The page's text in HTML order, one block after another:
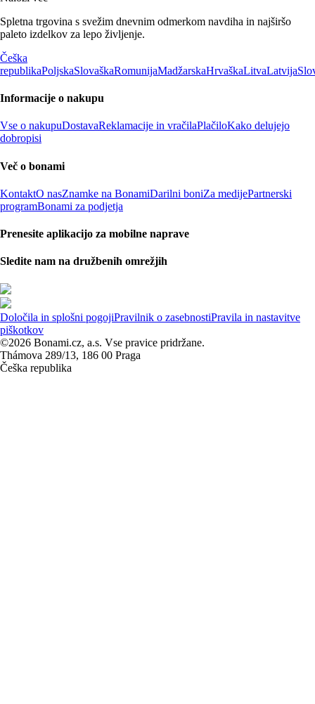
Spletna trgovina s svežim dnevnim odmerkom navdiha in najširšo
paleto izdelkov za lepo življenje.
Češka
republikaPoljskaSlovaškaRomunijaMadžarskaHrvaškaLitvaLatvija
Informacije o nakupu
Vse o nakupuDostavaReklamacije in vračilaPlačiloKako delujejo
dobropisi
Več o bonami
KontaktO nasZnamke na BonamiDarilni boniZa medijePartnerski
programBonami za podjetja
Prenesite aplikacijo za mobilne naprave
Sledite nam na družbenih omrežjih
Določila in splošni pogojiPravilnik o zasebnostiPravila in nastavitve
piškotkov
©2026 Bonami.cz, a.s. Vse pravice pridržane.
Thámova 289/13, 186 00 Praga
Češka republika